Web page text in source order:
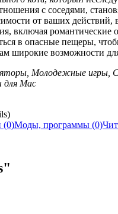
с соседями,
от ваших
включая
в опасные пещеры,
широкие возможности
Молодежные игры,
для Mac
(0)Моды, программы (0)